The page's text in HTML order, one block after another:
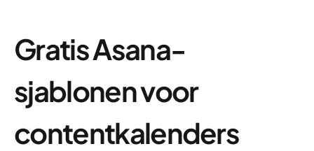
Gratis Asana-
sjablonen voor
contentkalenders